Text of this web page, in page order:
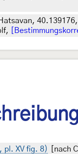
pl. XV fig. 8) [nach